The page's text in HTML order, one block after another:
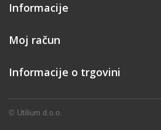
Informacije
© Utilium d.o.o.
Moj račun
Informacije o trgovini